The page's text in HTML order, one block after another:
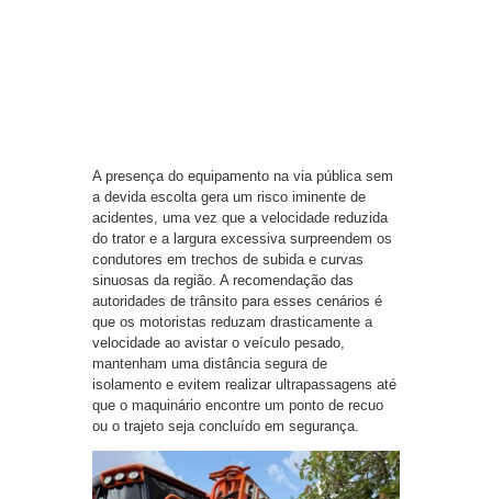
A presença do equipamento na via pública sem
a devida escolta gera um risco iminente de
acidentes, uma vez que a velocidade reduzida
do trator e a largura excessiva surpreendem os
condutores em trechos de subida e curvas
sinuosas da região.​ A recomendação das
autoridades de trânsito para esses cenários é
que os motoristas reduzam drasticamente a
velocidade ao avistar o veículo pesado,
mantenham uma distância segura de
isolamento e evitem realizar ultrapassagens até
que o maquinário encontre um ponto de recuo
ou o trajeto seja concluído em segurança.